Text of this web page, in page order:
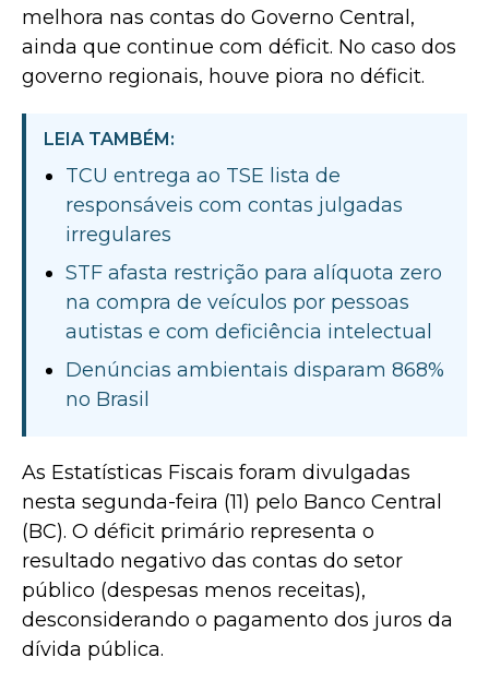
melhora nas contas do Governo Central,
ainda que continue com déficit. No caso dos
governo regionais, houve piora no déficit.
LEIA TAMBÉM:
TCU entrega ao TSE lista de
responsáveis com contas julgadas
irregulares
STF afasta restrição para alíquota zero
na compra de veículos por pessoas
autistas e com deficiência intelectual
Denúncias ambientais disparam 868%
no Brasil
As Estatísticas Fiscais foram divulgadas
nesta segunda-feira (11) pelo Banco Central
(BC). O déficit primário representa o
resultado negativo das contas do setor
público (despesas menos receitas),
desconsiderando o pagamento dos juros da
dívida pública.